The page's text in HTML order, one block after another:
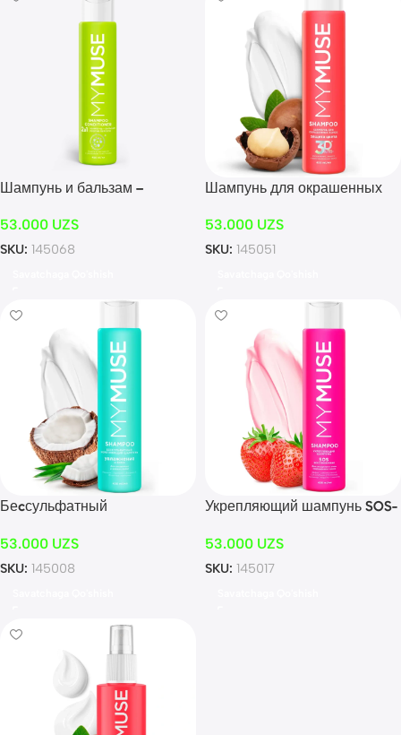
Шампунь и бальзам –
перхоти MYMUSE 400мл
53.000 UZS
SKU: 145068
Шампунь для окрашенных
увлажнение 400 мл
53.000 UZS
SKU: 145051
Беcсульфатный
мл
53.000 UZS
SKU: 145008
Укрепляющий шампунь SOS-
53.000 UZS
SKU: 145017